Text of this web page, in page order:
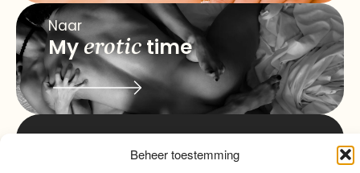
Beheer toestemming
Naar
Myerotictime